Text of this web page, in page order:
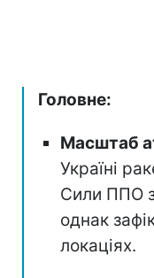
Головне:
Масштаб
Україні
Сили ППО
однак
локаціях.